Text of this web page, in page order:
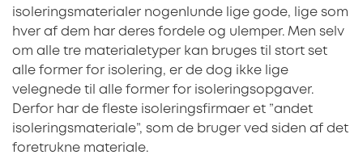
isoleringsmaterialer nogenlunde lige gode, lige som
hver af dem har deres fordele og ulemper. Men selv
om alle tre materialetyper kan bruges til stort set
alle former for isolering, er de dog ikke lige
velegnede til alle former for isoleringsopgaver.
Derfor har de fleste isoleringsfirmaer et ”andet
isoleringsmateriale”, som de bruger ved siden af det
foretrukne materiale.